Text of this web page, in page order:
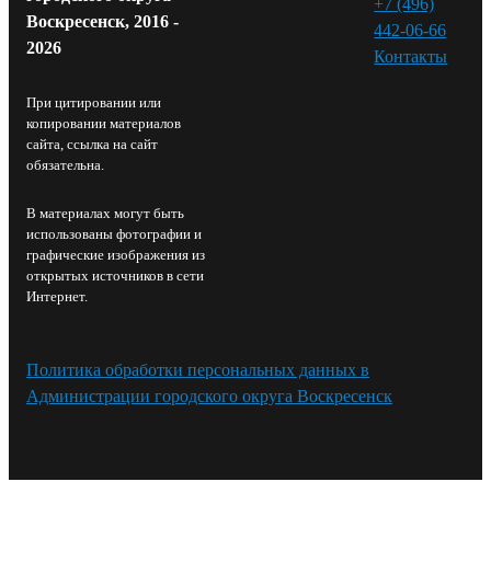
Воскресенск, 2016 -
2026
При цитировании или
копировании материалов
сайта, ссылка на сайт
обязательна.
В материалах могут быть
использованы фотографии и
графические изображения из
открытых источников в сети
Интернет.
442-06-66
Контакты⁠
Политика обработки персональных данных в
Администрации городского округа Воскресенск